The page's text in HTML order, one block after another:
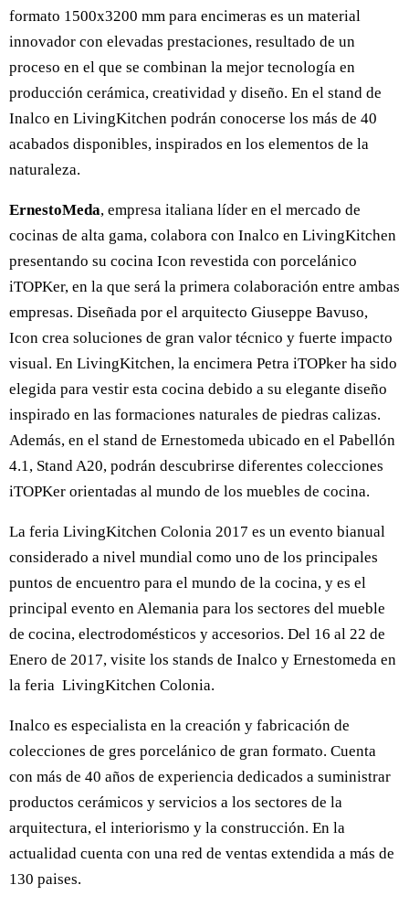
formato 1500x3200 mm para encimeras es un material
innovador con elevadas prestaciones, resultado de un
proceso en el que se combinan la mejor tecnología en
producción cerámica, creatividad y diseño. En el stand de
Inalco en LivingKitchen podrán conocerse los más de 40
acabados disponibles, inspirados en los elementos de la
naturaleza.
ErnestoMeda, empresa italiana líder en el mercado de
cocinas de alta gama, colabora con Inalco en LivingKitchen
presentando su cocina Icon revestida con porcelánico
iTOPKer, en la que será la primera colaboración entre ambas
empresas. Diseñada por el arquitecto Giuseppe Bavuso,
Icon crea soluciones de gran valor técnico y fuerte impacto
visual. En LivingKitchen, la encimera Petra iTOPker ha sido
elegida para vestir esta cocina debido a su elegante diseño
inspirado en las formaciones naturales de piedras calizas.
Además, en el stand de Ernestomeda ubicado en el Pabellón
4.1, Stand A20, podrán descubrirse diferentes colecciones
iTOPKer orientadas al mundo de los muebles de cocina.
La feria LivingKitchen Colonia 2017 es un evento bianual
considerado a nivel mundial como uno de los principales
puntos de encuentro para el mundo de la cocina, y es el
principal evento en Alemania para los sectores del mueble
de cocina, electrodomésticos y accesorios. Del 16 al 22 de
Enero de 2017, visite los stands de Inalco y Ernestomeda en
la feria LivingKitchen Colonia.
Inalco es especialista en la creación y fabricación de
colecciones de gres porcelánico de gran formato. Cuenta
con más de 40 años de experiencia dedicados a suministrar
productos cerámicos y servicios a los sectores de la
arquitectura, el interiorismo y la construcción. En la
actualidad cuenta con una red de ventas extendida a más de
130 paises.